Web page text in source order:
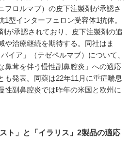
フロルマブ）の皮下注製剤が承認さ
型インターフェロン受容体1抗体。
が承認されており、皮下注製剤の追
や治療継続を期待する。同社はま
イア」（テゼペルマブ）について、
鼻茸を伴う慢性副鼻腔炎」への適応
も発表。同薬は22年11月に重症喘息
性副鼻腔炎では昨年の米国と欧州に
ト」と「イラリス」2製品の適応